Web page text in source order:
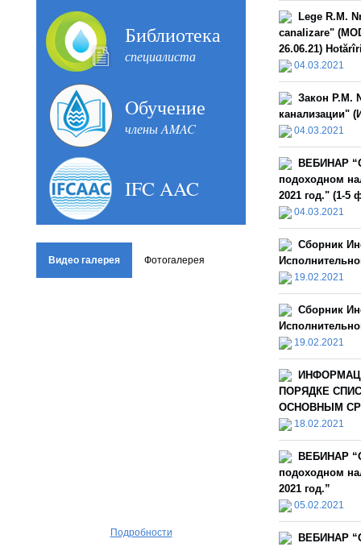
Библиотека
специалиста
Oбучение
члены AMAC
IFC AAC
Видео галерея Фотогалерея
Подробности
Lege R.M.
canalizare"
26.06.21)
04.03.2021
Закон Р.М.
канализации"
04.03.2021
ВЕБИНАР
подоходном
2021 год." (1-5
04.03.2021
Сборник
19.02.2021
Сборник
19.02.2021
ПОРЯДКЕ
ОСНОВНЫМ
18.02.2021
ВЕБИНАР
подоходном
2021 год.”
05.02.2021
ВЕБИНАР